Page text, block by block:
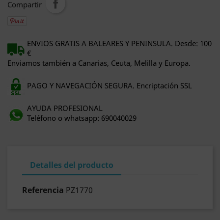
Compartir
ENVIOS GRATIS A BALEARES Y PENINSULA. Desde: 100
€
Enviamos también a Canarias, Ceuta, Melilla y Europa.
PAGO Y NAVEGACIÓN SEGURA. Encriptación SSL
AYUDA PROFESIONAL
Teléfono o whatsapp: 690040029
Detalles del producto
Referencia PZ1770